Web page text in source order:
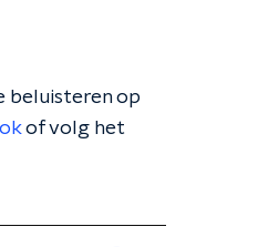
beluisteren op
of volg het